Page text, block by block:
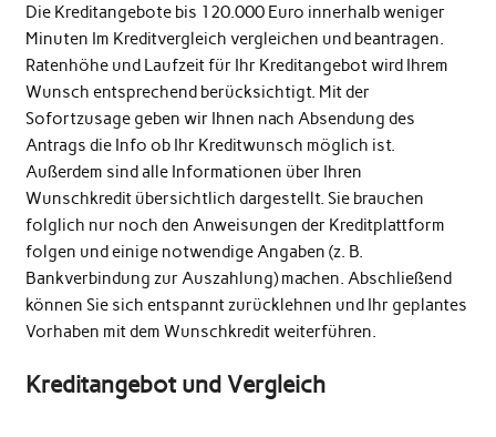
Die Kreditangebote bis 120.000 Euro innerhalb weniger
Minuten Im Kreditvergleich vergleichen und beantragen.
Ratenhöhe und Laufzeit für Ihr Kreditangebot wird Ihrem
Wunsch entsprechend berücksichtigt. Mit der
Sofortzusage geben wir Ihnen nach Absendung des
Antrags die Info ob Ihr Kreditwunsch möglich ist.
Außerdem sind alle Informationen über Ihren
Wunschkredit übersichtlich dargestellt. Sie brauchen
folglich nur noch den Anweisungen der Kreditplattform
folgen und einige notwendige Angaben (z. B.
Bankverbindung zur Auszahlung) machen. Abschließend
können Sie sich entspannt zurücklehnen und Ihr geplantes
Vorhaben mit dem Wunschkredit weiterführen.
Kreditangebot und Vergleich